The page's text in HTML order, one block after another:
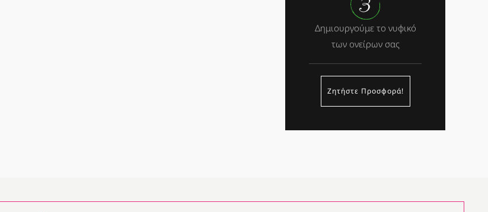
Δημιουργούμε το νυφικό
των ονείρων σας
Ζητήστε Προσφορά!